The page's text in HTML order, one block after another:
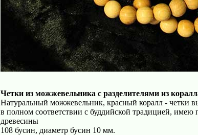
Четки из можжевельника с разделителями из
Натуральный можжевельник, красный коралл - четки
в полном соответствии с буддийской традицией,
древесины
108 бусин, диаметр бусин 10 мм.